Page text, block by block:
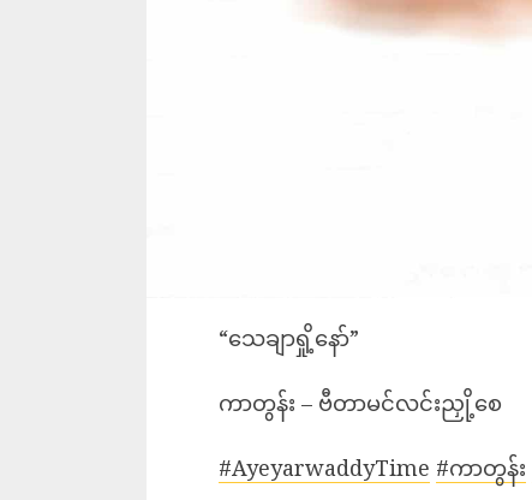
“သေချာရှို့နော်”
ကာတွန်း – ဗီတာမင်လင်းညှို့စေ
#AyeyarwaddyTime #ကာတွန်း